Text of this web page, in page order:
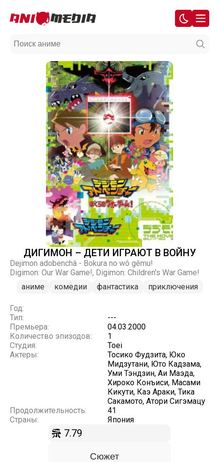
ДИГИМОН – ДЕТИ ИГРАЮТ В ВОЙНУ
Dejimon adobenchâ - Bokura no wô gêmu!
Digimon: Our War Game!, Digimon: Children's War Game!
аниме
комедии фантастика приключения
Год:
Тип:
---
Премьера:
04.03.2000
Количество эпизодов:
1
Студия:
Toei
Актеры:
Тосико Фудзита, Юко
Мидзутани, Юто Кадзама,
Уми Тэндзин, Аи Маэда,
Хироко Конъиси, Масами
Кикути, Каэ Араки, Тика
Сакамото, Атори Сигэмацу
Продолжительность:
41
Страны:
Япония
7.79
Сюжет